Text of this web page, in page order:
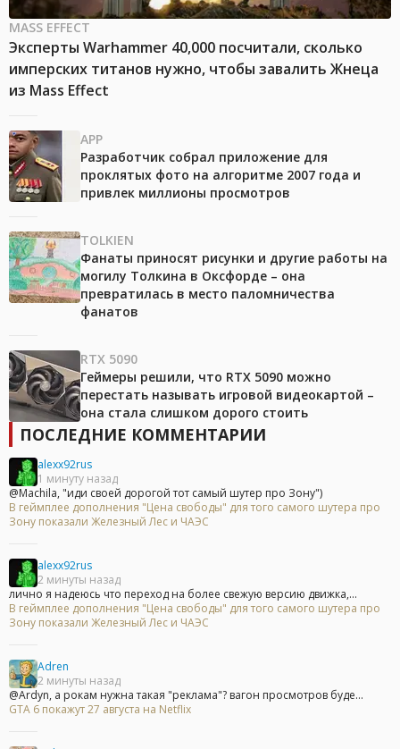
MASS EFFECT
Эксперты Warhammer 40,000 посчитали, сколько
имперских титанов нужно, чтобы завалить Жнеца
из Mass Effect
APP
Разработчик собрал приложение для
проклятых фото на алгоритме 2007 года и
привлек миллионы просмотров
TOLKIEN
Фанаты приносят рисунки и другие работы на
могилу Толкина в Оксфорде – она
превратилась в место паломничества
фанатов
RTX 5090
Геймеры решили, что RTX 5090 можно
перестать называть игровой видеокартой –
она стала слишком дорого стоить
ПОСЛЕДНИЕ КОММЕНТАРИИ
alexx92rus
1 минуту назад
@Machila, "иди своей дорогой тот самый шутер про Зону")
В геймплее дополнения "Цена свободы" для того самого шутера про
Зону показали Железный Лес и ЧАЭС
alexx92rus
2 минуты назад
лично я надеюсь что переход на более свежую версию движка,...
В геймплее дополнения "Цена свободы" для того самого шутера про
Зону показали Железный Лес и ЧАЭС
Adren
2 минуты назад
@Ardyn, а рокам нужна такая "реклама"? вагон просмотров буде...
GTA 6 покажут 27 августа на Netflix